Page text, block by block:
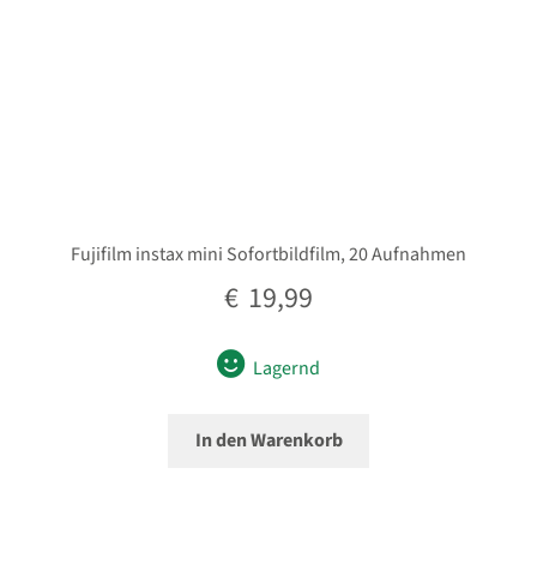
Fujifilm instax mini Sofortbildfilm, 20 Aufnahmen
€ 19,99
Lagernd
In den Warenkorb